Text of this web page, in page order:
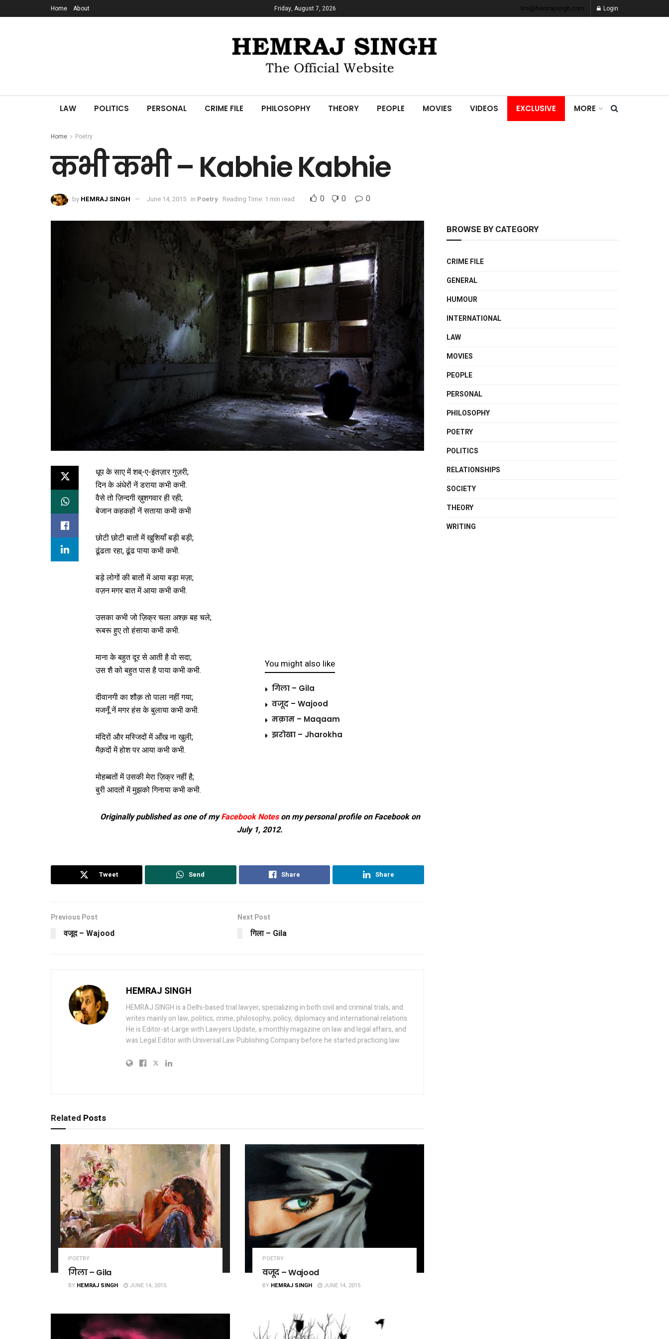
Home About Friday, August 7, 2026 hrs@hemrajsingh.com Login
LAW POLITICS PERSONAL CRIME FILE PHILOSOPHY THEORY PEOPLE MOVIES VIDEOS EXCLUSIVE MORE
Home Poetry
कभी कभी – Kabhie Kabhie
by HEMRAJ SINGH June 14, 2015 in Poetry Reading Time: 1 min read 0 0 0
धूप के साए में शब्-ए-इंतज़ार गुज़री;
दिन के अंधेरों नें डराया कभी कभी.
वैसे तो ज़िन्दगी ख़ुशगवार ही रही;
बेजान कहकहों नें सताया कभी कभी
छोटी छोटी बातों में खुशियाँ बड़ी बड़ी;
ढूंढता रहा, ढूंढ पाया कभी कभी.
बड़े लोगों की बातों में आया बड़ा मज़ा;
वज़न मगर बात में आया कभी कभी.
उसका कभी जो ज़िक्र चला अश्क़ बह चले;
रूबरू हुए तो हंसाया कभी कभी.
You might also like
गिला – Gila
वजूद – Wajood
मक़ाम – Maqaam
झरोखा – Jharokha
माना के बहुत दूर से आती है वो सदा;
उस शै को बहुत पास है पाया कभी कभी.
दीवानगी का शौक़ तो पाला नहीं गया;
मजनूँ नें मगर हंस के बुलाया कभी कभी.
मंदिरों और मस्जिदों में आँख ना खुली;
मैक़दों में होश पर आया कभी कभी.
मोहब्बतों में उसकी मेरा ज़िक्र नहीं है;
बुरी आदतों में मुझको गिनाया कभी कभी.
Originally published as one of myFacebook Noteson my personal profile on Facebook on
July 1, 2012.
Tweet Send Share Share
Previous Post
वजूद – Wajood
Next Post
गिला – Gila
HEMRAJ SINGH
HEMRAJ SINGH is a Delhi-based trial lawyer, specializing in both civil and criminal trials, and
writes mainly on law, politics, crime, philosophy, policy, diplomacy and international relations.
He is Editor-at-Large with Lawyers Update, a monthly magazine on law and legal affairs, and
was Legal Editor with Universal Law Publishing Company before he started practicing law.
Related Posts
POETRY
गिला – Gila
BY HEMRAJ SINGH JUNE 14, 2015
POETRY
वजूद – Wajood
BY HEMRAJ SINGH JUNE 14, 2015
BROWSE BY CATEGORY
CRIME FILE
GENERAL
HUMOUR
INTERNATIONAL
LAW
MOVIES
PEOPLE
PERSONAL
PHILOSOPHY
POETRY
POLITICS
RELATIONSHIPS
SOCIETY
THEORY
WRITING